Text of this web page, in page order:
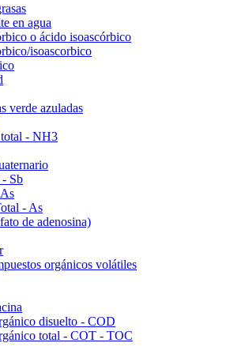
en agua
o ácido isoascórbico
isoascorbico
verde azuladas
- NH3
Sb
- As
de adenosina)
orgánicos volátiles
disuelto - COD
total - COT - TOC